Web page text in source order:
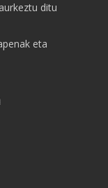
ditu
eta